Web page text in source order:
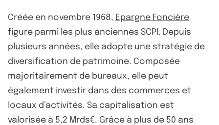
Créée en novembre 1968, Epargne Foncière
figure parmi les plus anciennes SCPI. Depuis
plusieurs années, elle adopte une stratégie de
diversification de patrimoine. Composée
majoritairement de bureaux, elle peut
également investir dans des commerces et
locaux d’activités. Sa capitalisation est
valorisée à 5,2 Mrds€. Grâce à plus de 50 ans